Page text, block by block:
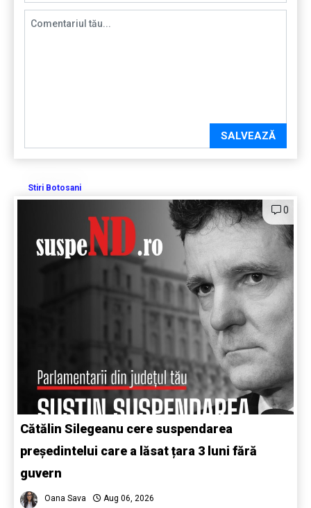
SALVEAZĂ
Stiri Botosani
0
Cătălin Silegeanu cere suspendarea
președintelui care a lăsat țara 3 luni fără
guvern
Oana Sava Aug 06, 2026